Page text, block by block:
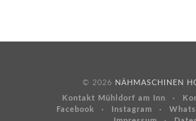
© 2026 NÄHMASCHINEN
Kontakt Mühldorf am Inn
Facebook
Instagram